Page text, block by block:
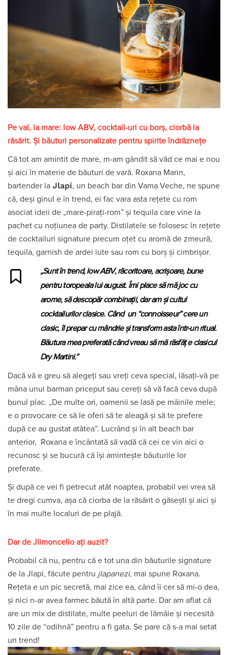
Pe val, la mare: low ABV, cocktail-uri cu borș, ciorbă la
răsărit. Și băuturi personalizate pentru spirite îndrăznețe
Că tot am amintit de mare, m-am gândit să văd ce mai e nou
și aici în materie de băuturi de vară. Roxana Marin,
bartender la Jlapi, un beach bar din Vama Veche, ne spune
că, deși ginul e în trend, ei fac vara asta rețete cu rom
asociat ideii de „mare-pirați-rom” și tequila care vine la
pachet cu noțiunea de party. Distilatele se folosesc în rețete
de cocktailuri signature precum oțet cu aromă de zmeură,
tequila, garnish de ardei iute sau rom cu borș și cimbrișor.
„Sunt în trend, low ABV, răcoritoare, acrișoare, bune
pentru toropeala lui august. Îmi place să mă joc cu
arome, să descopăr combinații, dar am și cultul
cocktailurilor clasice. Când un “connoisseur” cere un
clasic, îl prepar cu mândrie și transform asta într-un ritual.
Băutura mea preferată când vreau să mă răsfăț e clasicul
Dry Martini.”
Dacă vă e greu să alegeți sau vreți ceva special, lăsați-vă pe
mâna unui barman priceput sau cereți să vă facă ceva după
bunul plac. „De multe ori, oamenii se lasă pe mâinile mele;
e o provocare ce să le oferi să te aleagă și să te prefere
după ce au gustat atâtea”. Lucrând și în alt beach bar
anterior, Roxana e încântată să vadă că cei ce vin aici o
recunosc și se bucură că își amintește băuturile lor
preferate.
Și după ce vei fi petrecut atât noaptea, probabil vei vrea să
te dregi cumva, așa că ciorba de la răsărit o găsești și aici și
în mai multe localuri de pe plajă.
Dar de Jlimoncello ați auzit?
Probabil că nu, pentru că e tot una din băuturile signature
de la Jlapi, făcute pentru jlapanezi, mai spune Roxana.
Rețeta e un pic secretă, mai zice ea, când îi cer să mi-o dea,
și nici n-ar avea farmec băută în altă parte. Dar am aflat că
are un mix de distilate, multe peeluri de lămâie și necesită
10 zile de “odihnă” pentru a fi gata. Se pare că s-a mai setat
un trend!